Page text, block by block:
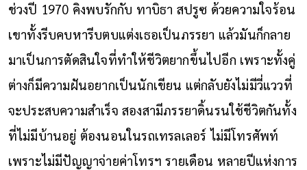
ช่วงปี 1970 คิงพบรักกับ ทาบิธา สปรูซ ด้วยความใจร้อน
เขาทั้งรีบคบหารีบตบแต่งเธอเป็นภรรยา แล้วมันก็กลาย
มาเป็นการตัดสินใจที่ทำให้ชีวิตยากขึ้นไปอีก เพราะทั้งคู่
ต่างก็มีความฝันอยากเป็นนักเขียน แต่กลับยังไม่มีวี่แววที่
จะประสบความสำเร็จ สองสามีภรรยาดิ้นรนใช้ชีวิตกันทั้ง
ที่ไม่มีบ้านอยู่ ต้องนอนในรถเทรลเลอร์ ไม่มีโทรศัพท์
เพราะไม่มีปัญญาจ่ายค่าโทรฯ รายเดือน หลายปีแห่งการ